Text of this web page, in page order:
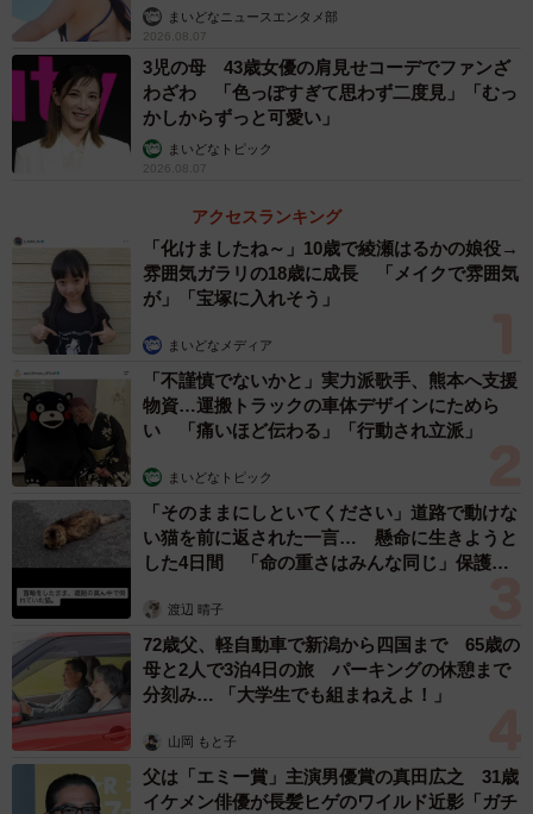
まいどなニュースエンタメ部
2026.08.07
3児の母 43歳女優の肩見せコーデでファンざ
わざわ 「色っぽすぎて思わず二度見」「むっ
かしからずっと可愛い」
まいどなトピック
2026.08.07
アクセスランキング
「化けましたね～」10歳で綾瀬はるかの娘役→
雰囲気ガラリの18歳に成長 「メイクで雰囲気
が」「宝塚に入れそう」
まいどなメディア
「不謹慎でないかと」実力派歌手、熊本へ支援
物資…運搬トラックの車体デザインにためら
い 「痛いほど伝わる」「行動され立派」
まいどなトピック
「そのままにしといてください」道路で動けな
い猫を前に返された一言… 懸命に生きようと
した4日間 「命の重さはみんな同じ」保護団
渡辺 晴子
72歳父、軽自動車で新潟から四国まで 65歳の
母と2人で3泊4日の旅 パーキングの休憩まで
分刻み… 「大学生でも組まねえよ！」
山岡 もと子
父は「エミー賞」主演男優賞の真田広之 31歳
イケメン俳優が長髪ヒゲのワイルド近影「ガチ